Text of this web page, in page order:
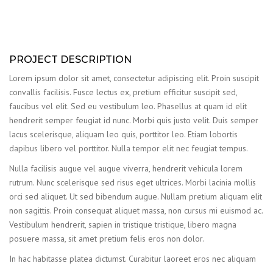
PROJECT DESCRIPTION
Lorem ipsum dolor sit amet, consectetur adipiscing elit. Proin suscipit
convallis facilisis. Fusce lectus ex, pretium efficitur suscipit sed,
faucibus vel elit. Sed eu vestibulum leo. Phasellus at quam id elit
hendrerit semper feugiat id nunc. Morbi quis justo velit. Duis semper
lacus scelerisque, aliquam leo quis, porttitor leo. Etiam lobortis
dapibus libero vel porttitor. Nulla tempor elit nec feugiat tempus.
Nulla facilisis augue vel augue viverra, hendrerit vehicula lorem
rutrum. Nunc scelerisque sed risus eget ultrices. Morbi lacinia mollis
orci sed aliquet. Ut sed bibendum augue. Nullam pretium aliquam elit
non sagittis. Proin consequat aliquet massa, non cursus mi euismod ac.
Vestibulum hendrerit, sapien in tristique tristique, libero magna
posuere massa, sit amet pretium felis eros non dolor.
In hac habitasse platea dictumst. Curabitur laoreet eros nec aliquam